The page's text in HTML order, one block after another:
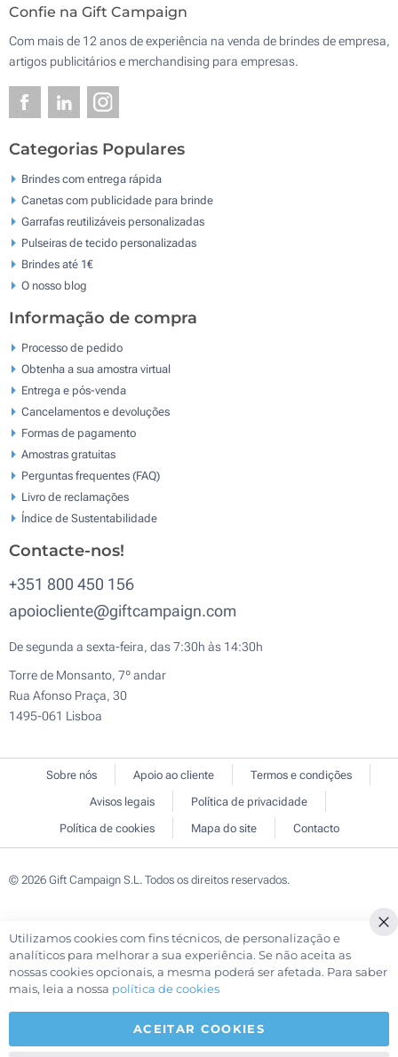
Confie na Gift Campaign
Com mais de 12 anos de experiência na venda de brindes de empresa,
artigos publicitários e merchandising para empresas.
Categorias Populares
Brindes com entrega rápida
Canetas com publicidade para brinde
Garrafas reutilizáveis personalizadas
Pulseiras de tecido personalizadas
Brindes até 1€
O nosso blog
Informação de compra
Processo de pedido
Obtenha a sua amostra virtual
Entrega e pós-venda
Cancelamentos e devoluções
Formas de pagamento
Amostras gratuitas
Perguntas frequentes (FAQ)
Livro de reclamaçōes
Índice de Sustentabilidade
Contacte-nos!
+351 800 450 156
apoiocliente@giftcampaign.com
De segunda a sexta-feira, das 7:30h às 14:30h
Torre de Monsanto, 7º andar
Rua Afonso Praça, 30
1495-061 Lisboa
Sobre nós Apoio ao cliente
Termos e condições
Avisos legais
Política de privacidade
Política de cookies
Mapa do site Contacto
© 2026 Gift Campaign S.L. Todos os direitos reservados.
Utilizamos cookies com fins técnicos, de personalização e
analíticos para melhorar a sua experiência. Se não aceita as
nossas cookies opcionais, a mesma poderá ser afetada. Para saber
mais, leia a nossa política de cookies
ACEITAR COOKIES